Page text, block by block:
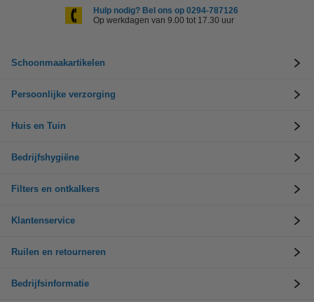
Hulp nodig? Bel ons op 0294-787126
Op werkdagen van 9.00 tot 17.30 uur
Schoonmaakartikelen
Persoonlijke verzorging
Huis en Tuin
Bedrijfshygiëne
Filters en ontkalkers
Klantenservice
Ruilen en retourneren
Bedrijfsinformatie